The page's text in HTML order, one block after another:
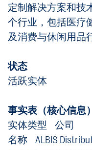
定制解决方案和技
个行业，包括医疗
及消费与休闲用品
状态
活跃实体
事实表（核心信息）
实体类型 公司
名称 ALBIS